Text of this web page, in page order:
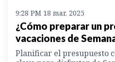
9:28 PM 18 mar. 2025
¿Cómo preparar un
vacaciones de
Planificar el presupuesto